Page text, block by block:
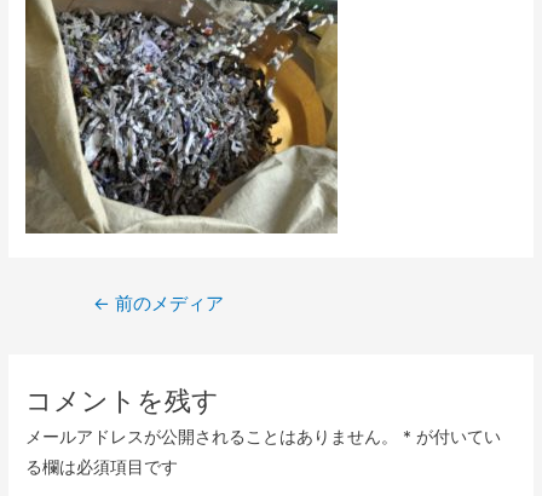
← 前のメディア
コメントを残す
メールアドレスが公開されることはありません。 * が付いてい
る欄は必須項目です